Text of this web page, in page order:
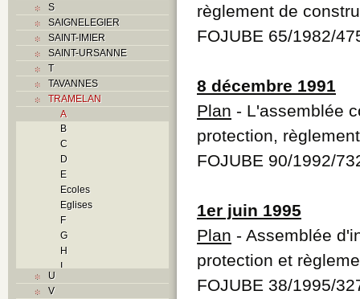
S
SAIGNELEGIER
SAINT-IMIER
SAINT-URSANNE
T
TAVANNES
TRAMELAN
A
B
C
D
E
Ecoles
Eglises
F
G
H
I
U
V
règlement de
FOJUBE 65/1982/
8 décembre 1991
Plan - L'assemblée
protection,
FOJUBE 90/1992/
1er juin 1995
Plan - Assemblée
protection et
FOJUBE 38/1995/